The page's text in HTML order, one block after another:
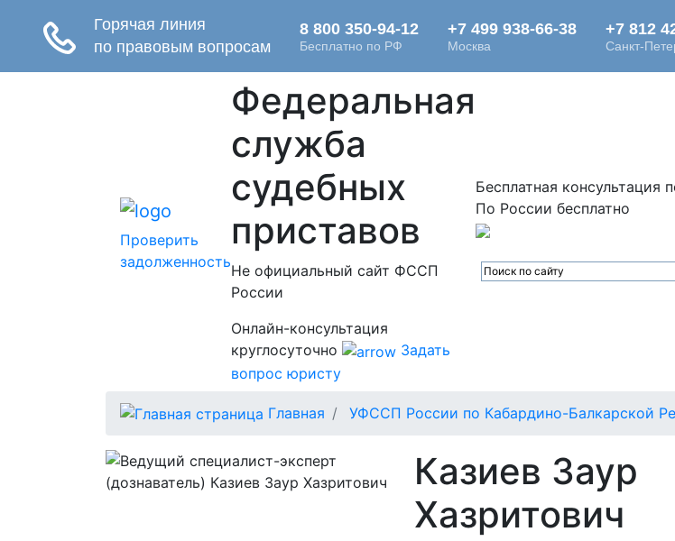
Проверить
задолженность
Федеральная
служба
судебных
приставов
Не официальный сайт ФССП
России
Онлайн-консультация
круглосуточно
Задать
вопрос юристу
Бесплатная консультация
По России бесплатно
Главная УФССП России по Кабардино-Балкарской
Казиев Заур
Хазритович